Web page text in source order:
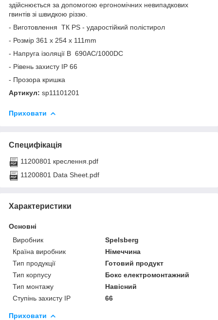
здійснюється за допомогою ергономічних невипадкових
гвинтів зі швидкою різзю.
- Виготовлення ТК PS - ударостійкий полістирол
- Розмір 361 x 254 x 111mm
- Напруга ізоляції В 690AC/1000DC
- Рівень захисту IP 66
- Прозора кришка
Артикул: sp11101201
Приховати
Специфікація
11200801 креслення.pdf
11200801 Data Sheet.pdf
Характеристики
Основні
Виробник
Spelsberg
Країна виробник
Німеччина
Тип продукції
Готовий продукт
Тип корпусу
Бокс електромонтажний
Тип монтажу
Навісний
Ступінь захисту IP
66
Приховати